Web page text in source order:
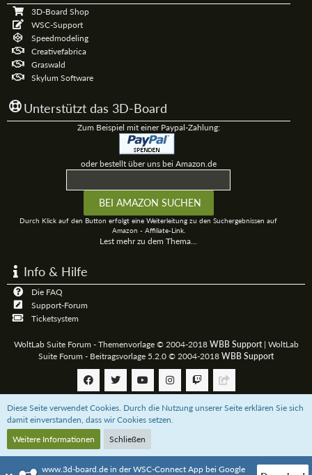
3D-Board Shop
WSC-Support
Speedmodeling
Creativefabrica
Graswald
Skylum Software
Unterstützt das 3D-Board
Zum Beispiel mit einer Paypal-Zahlung:
oder bestellt über uns bei Amazon.de
Durch Klick auf den Button erfolgt eine Weiterleitung zu den Suchergebnissen auf
Amazon - Affiliate-Link.
Lest mehr zu dem Thema...
Info & Hilfe
Die FAQ
Support-Forum
Ticketsystem
WoltLab Suite Forum - Themenvorlage © 2004-2018 WBB Support| WoltLab
Suite Forum - Beitragsvorlage 5.2.0 © 2004-2018 WBB Support
Community-Software:WoltLab Suite™
Unterstützt das 3D-Board mit einerPaypal-Zahlung oder bestellt über uns bei
Amazon.dewww.3d-board.de in der WSC-Connect App bei Google
Diese Seite verwendet Cookies. Durch die Nutzung unserer Seite erklären Sie sich
damit einverstanden, dass wir Cookies setzen.
Weitere Informationen
Schließen